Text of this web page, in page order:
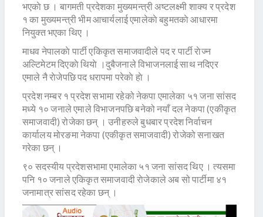
भएकाे छ । बागमती प्रदेशका मुख्यमन्त्री अष्टलक्ष्मी शाक्य र प्रदेश
१ का मुख्यमन्त्री भीम आचार्यलाई एमालेकाे बहुमतकाे आधारमा
नियुक्त भएका थिए ।
माधव नेपालकाे पार्टी एकिकृत समाजवादीले पद र पार्टी राेज्न
अल्टिमेटम दिएकाे थियाे ।दुबैजनाले विभाजनलाई साथ नदिएर
एमाले नै राेजेपछि पद धरापमा परेकाे हाे ।
प्रदेश नम्बर १ प्रदेश सभामा रहेको नेकपा एमालेका ५१ जना सांसद
मध्ये १० जनाले एमाले विभाजनपछि बनेको नयाँ दल नेकपा (एकीकृत
समाजवादी) रोजेका छन् । उनीहरुले बुधबार प्रदेश निर्वाचन
कार्यालय मोरङमा नेकपा (एकीकृत समाजवादी) रोजेको सनाखत
गरेका छन् ।
९० सदस्यीय प्रदेशसभामा एमालेका ५१ जना सांसद थिए । त्यसमा
पनि १० जनाले एकिकृत समाजवादी राेजेकाले अब सो पार्टीमा ४१
जनामात्र सांसद रहेका छन् ।